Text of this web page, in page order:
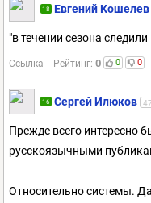
18 Евгений Кошелев
"в течении сезона
Ссылка Рейтинг: 0 0 0
16 Сергей Илюков
Прежде всего интересно
русскоязычными
Относительно системы.